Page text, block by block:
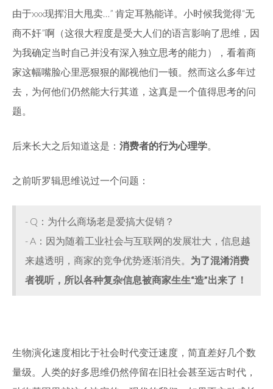
由于xxx现挥泪大甩卖…” 肯定耳熟能详。小时候我觉得“无
商不奸”啊（这很大程度是受大人们的语言影响了思维，因
为我确定当时自己并没有深入独立思考的能力），看着商
家这幅嘴脸心里恶狠狠的鄙视他们一顿。然而这么多年过
去，为何他们仍然能大行其道，这真是一个值得思考的问
题。
后来长大之后知道这是： 消费者的行为心理学。
之前听罗辑思维说过一个问题：
- Q：为什么商场老是爱搞大促销？
- A：因为随着工业社会与互联网的发展壮大，信息越
来越透明，商家的竞争优势逐渐消失。 为了混淆消费
者视听，所以各种复杂信息被商家生生“造”出来了！
生物演化速度相比于社会时代变迁速度，简直差好几个数
量级。人类的好多思维仍然停留在旧社会甚至远古时代，